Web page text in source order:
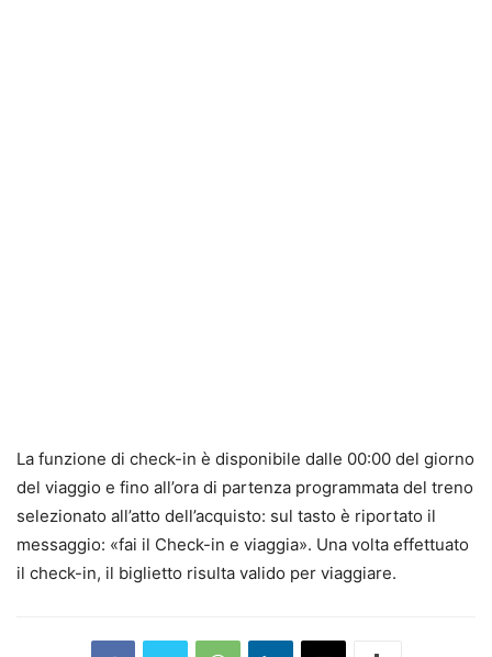
La funzione di check-in è disponibile dalle 00:00 del giorno
del viaggio e fino all’ora di partenza programmata del treno
selezionato all’atto dell’acquisto: sul tasto è riportato il
messaggio: «fai il Check-in e viaggia». Una volta effettuato
il check-in, il biglietto risulta valido per viaggiare.